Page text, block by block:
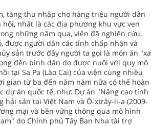
tăng thu nhập cho hàng triệu người dân
nhất là các địa phương khu vực ven
những năm qua, viện đã nghiên cứu,
được người dân các tỉnh chấp nhận và
sản trước đây người ta gọi là món ăn "xa
đến bình dân do được nuôi với quy mô
tại Sa Pa (Lào Cai) của viện cùng nhiều
gian từ ba đến năm năm nữa có thể hoàn
án quốc tế, như: Dự án "Nâng cao tính
sản tại Việt Nam và Ô-xtrây-li-a (2009-
mại và bền vững thông qua mô hình
do Chính phủ Tây Ban Nha tài trợ